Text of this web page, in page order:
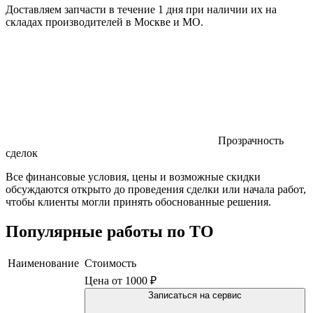
Доставляем запчасти в течение 1 дня при наличии их на
складах производителей в Москве и МО.
Прозрачность
сделок
Все финансовые условия, цены и возможные скидки
обсуждаются открыто до проведения сделки или начала работ,
чтобы клиенты могли принять обоснованные решения.
Популярные работы по ТО
Наименование Стоимость
Цена от 1000 ₽
Записаться на сервис